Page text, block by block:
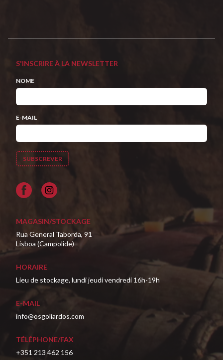
S'INSCRIRE À LA NEWSLETTER
NOME
E-MAIL
Facebook
MAGASIN/STOCKAGE
Rua General Taborda, 91
Lisboa (Campolide)
HORAIRE
Lieu de stockage, lundi jeudi vendredi 16h-19h
E-MAIL
info@osgoliardos.com
TÉLÉPHONE/FAX
+351 213 462 156